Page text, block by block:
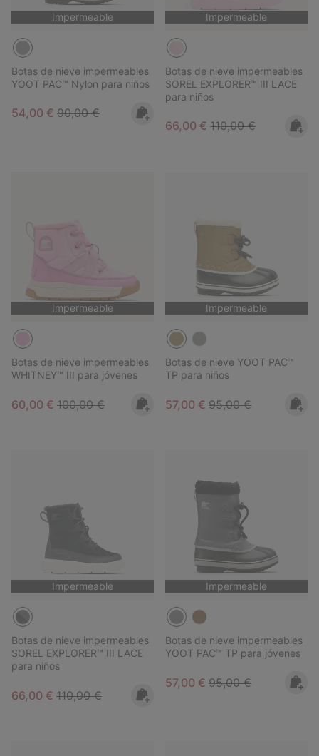
Impermeable
Botas de nieve impermeables
YOOT PAC™ Nylon para niños
Sale price:
54,00 € Regular price:
90,00 €
Impermeable
Botas de nieve impermeables
SOREL EXPLORER™ III LACE
para niños
Sale price:
66,00 € Regular price:
110,00 €
Impermeable
Botas de nieve impermeables
WHITNEY™ III para jóvenes
Sale price:
60,00 € Regular price:
100,00 €
Impermeable
Botas de nieve YOOT PAC™
TP para niños
Sale price:
57,00 € Regular price:
95,00 €
Impermeable
Botas de nieve impermeables
SOREL EXPLORER™ III LACE
para niños
Sale price:
66,00 € Regular price:
110,00 €
Impermeable
Botas de nieve impermeables
YOOT PAC™ TP para jóvenes
Sale price:
57,00 € Regular price:
95,00 €